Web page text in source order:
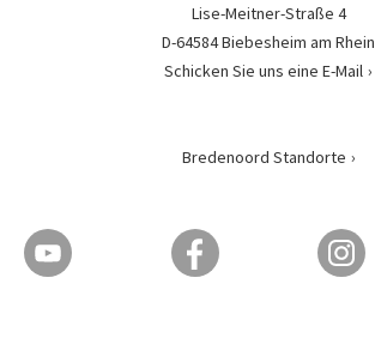
Lise-Meitner-Straße 4
D-64584 Biebesheim am Rhein
Schicken Sie uns eine E-Mail
Bredenoord Standorte